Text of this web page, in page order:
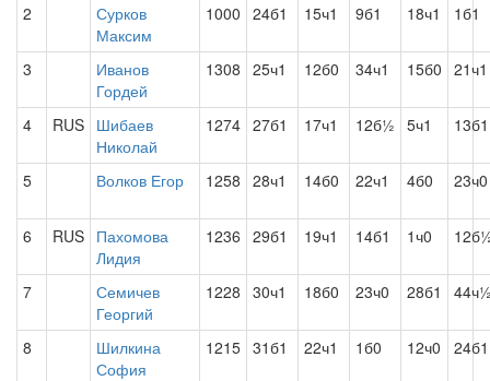
2
Сурков
Максим
1000 24б1 15ч1 9б1 18ч1 1б1
3
Иванов
Гордей
1308 25ч1 12б0 34ч1 15б0 21ч1
4 RUS Шибаев
Николай
1274 27б1 17ч1 12б½ 5ч1 13б1
5 Волков Егор 1258 28ч1 14б0 22ч1 4б0 23ч0
6 RUS Пахомова
Лидия
1236 29б1 19ч1 14б1 1ч0
7
Семичев
Георгий
1228 30ч1 18б0 23ч0 28б1
8
Шилкина
София
1215 31б1 22ч1 1б0 12ч0 24б1